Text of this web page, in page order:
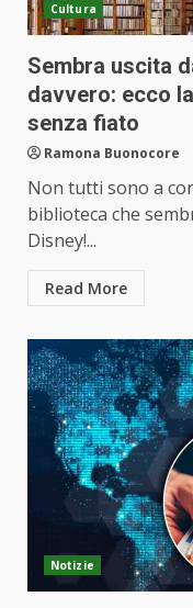
Cultura
Sembra uscita
davvero: ecco
senza fiato
Ramona Buonocore
Non tutti sono a
biblioteca che
Disney!...
Read More
Notizie